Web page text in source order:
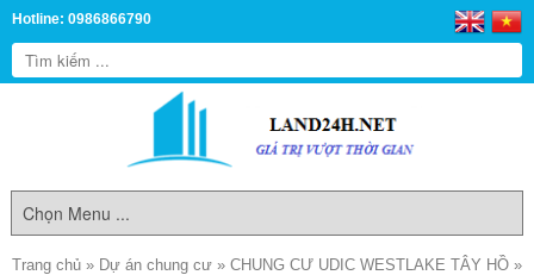
Hotline: 0986866790
Trang chủ » Dự án chung cư » CHUNG CƯ UDIC WESTLAKE TÂY HỒ »